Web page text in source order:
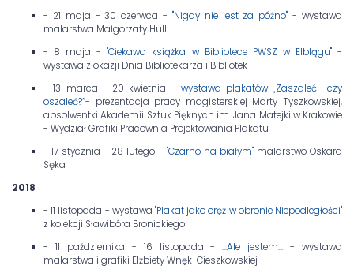
- 21 maja - 30 czerwca - "Nigdy nie jest za późno" - wystawa
malarstwa Małgorzaty Hull
- 8 maja -"Ciekawa książka w Bibliotece PWSZ w Elblągu"-
wystawa z okazji Dnia Bibliotekarza i Bibliotek
- 13 marca - 20 kwietnia - wystawa plakatów „Zaszaleć czy
oszaleć?”- prezentacja pracy magisterskiej Marty Tyszkowskiej,
absolwentki Akademii Sztuk Pięknych im. Jana Matejki w Krakowie
- Wydział Grafiki Pracownia Projektowania Plakatu
- 17 stycznia - 28 lutego - "Czarno na białym"malarstwo Oskara
Sęka
2018
- 11 listopada - wystawa "Plakat jako oręż w obronie Niepodległości"
z kolekcji Sławibóra Bronickiego
- 11 października - 16 listopada -...Ale jestem...- wystawa
malarstwa i grafiki Elżbiety Wnęk-Cieszkowskiej